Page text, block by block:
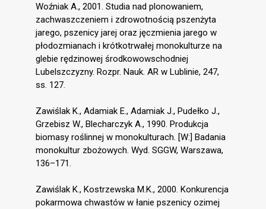
Woźniak A., 2001. Studia nad plonowaniem,
zachwaszczeniem i zdrowotnością pszenżyta
jarego, pszenicy jarej oraz jęczmienia jarego w
płodozmianach i krótkotrwałej monokulturze na
glebie rędzinowej środkowowschodniej
Lubelszczyzny. Rozpr. Nauk. AR w Lublinie, 247,
ss. 127.
Zawiślak K., Adamiak E., Adamiak J., Pudełko J.,
Grzebisz W., Blecharczyk A., 1990. Produkcja
biomasy roślinnej w monokulturach. [W:] Badania
monokultur zbożowych. Wyd. SGGW, Warszawa,
136–171.
Zawiślak K., Kostrzewska M.K., 2000. Konkurencja
pokarmowa chwastów w łanie pszenicy ozimej